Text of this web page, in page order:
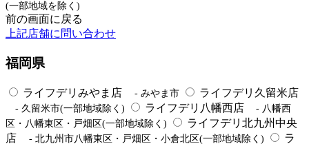
(一部地域を除く)
前の画面に戻る
上記店舗に問い合わせ
福岡県
ライフデリみやま店 - みやま市 ライフデリ久留米店
- 久留米市(一部地域除く) ライフデリ八幡西店
- 八幡西
区・八幡東区・戸畑区(一部地域除く)
ライフデリ北九州中央
店
- 北九州市八幡東区・戸畑区・小倉北区(一部地域除く)
ラ